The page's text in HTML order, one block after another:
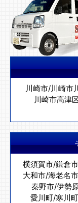
川崎市/川崎市
川崎市高津
横須賀市/鎌倉市
大和市/海老名市
秦野市/伊勢
愛川町/寒川町